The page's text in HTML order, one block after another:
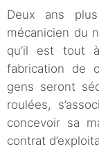
Deux ans
mécanicien du
qu’il est tout
fabrication de
gens seront
roulées,
concevoir sa
contrat